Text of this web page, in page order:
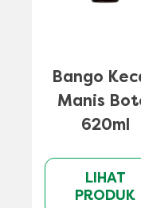
Bango
Manis
620ml
LIHAT
PRODUK